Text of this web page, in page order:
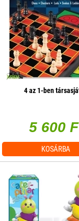
4 az 1-ben
5 600
KOSÁRBA